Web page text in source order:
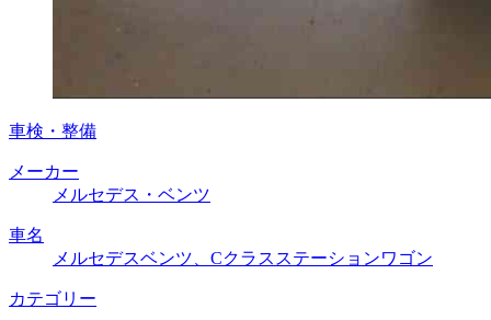
車検・整備
メーカー
メルセデス・ベンツ
車名
メルセデスベンツ、Cクラスステーションワゴン
カテゴリー